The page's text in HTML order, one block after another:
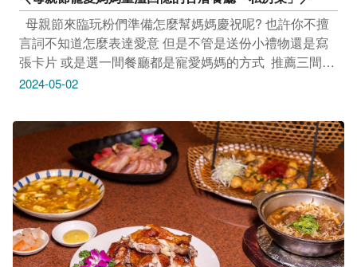
～12:00 第四市場 (臺中市東區南京路36號) 活動連結：
https://reurl.cc/aqkY1Z -------------------------------- 活動｜
❰親職講座❱ 從戲劇角色與關係談家庭關係 5/4(六)10:00
～17:00 臺中市西區忠明南路203號2樓 活動連結：
https://reurl.cc/8vWaeb -------------------------------- 市集｜飛
～20:00 米平方商場(臺中市西屯區國安一路168號) 活動
連結：https://reurl.cc/dnXkgy -------------------------------- 市
集｜小旅市集 5/4(六)－5/5(日)11:00～20:00 臺中驛鐵道
文化園區 (臺中市中區台灣大道一段1號) 活動連結：
https://www.tcrp.com.tw/activity/59 -------------------------------
- 市集｜大兵市集 Soldier Market 5/4(六)—5/5(日)11:00～
20:00 北屯新村文創園區 (臺中市北屯區天祥街19號) 活動
​ ​ 母親節來臨玩粉們準備怎麼幫媽媽慶祝呢? 也許你不擅
言詞不知道怎麼表達愛意 但是不管是送份小禮物還是寫
張卡片 或是選一間餐廳都是寵愛媽媽的方式 ​ 推薦三間臺
中知名古厝餐廳口袋名單 復古的磨石磁磚地搭配熟悉的
餐點變得更加不凡 ​ ​ 沒有預定是吃不到這樣的美味「私房
菜」.ᐟ.ᐟ 在這個值得紀念的日子裡 全家人好好的聚在一
起，聊聊天、分享生活
2024-05-02